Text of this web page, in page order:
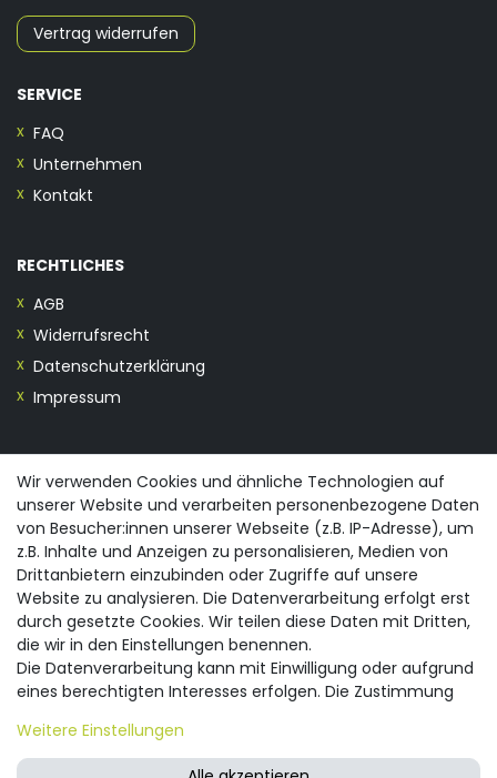
Vertrag widerrufen
SERVICE
FAQ
Unternehmen
Kontakt
RECHTLICHES
AGB
Widerrufsrecht
Datenschutzerklärung
Impressum
0355/28913230
info@spreewald-praesente.de
Gubener Straße 19, 03042 Cottbus
© 2026 spreewald-praesente.de| Design by neoprisma
Wir verwenden Cookies und ähnliche Technologien auf
unserer Website und verarbeiten personenbezogene Daten
von Besucher:innen unserer Webseite (z.B. IP-Adresse), um
z.B. Inhalte und Anzeigen zu personalisieren, Medien von
Drittanbietern einzubinden oder Zugriffe auf unsere
Website zu analysieren. Die Datenverarbeitung erfolgt erst
durch gesetzte Cookies. Wir teilen diese Daten mit Dritten,
die wir in den Einstellungen benennen.
Die Datenverarbeitung kann mit Einwilligung oder aufgrund
eines berechtigten Interesses erfolgen. Die Zustimmung
nicht einzuwilligen und die Einwilligung zu einem späteren
Zeitpunkt zu ändern oder zu widerrufen. Beachten Sie unser
Weitere Einstellungen